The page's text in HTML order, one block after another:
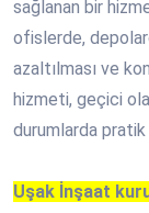
sağlanan bir
ofislerde,
azaltılması ve
hizmeti, geçici
durumlarda
Uşak İnşaat